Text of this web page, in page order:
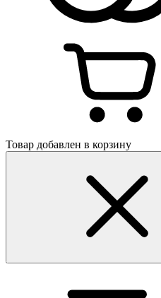
Товар добавлен в корзину